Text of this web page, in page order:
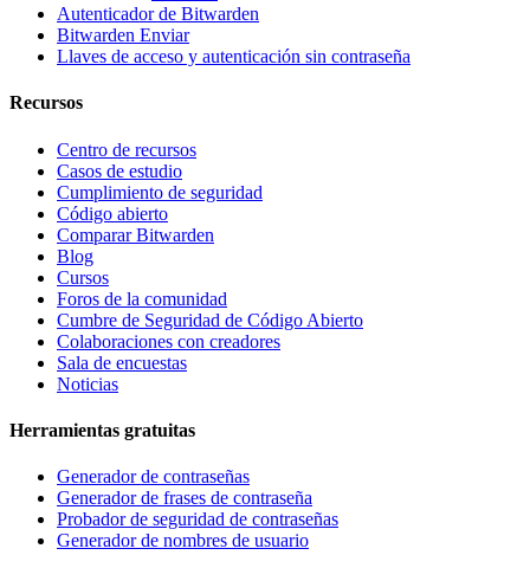
Autenticador de Bitwarden
Bitwarden Enviar
Llaves de acceso y autenticación sin contraseña
Recursos
Centro de recursos
Casos de estudio
Cumplimiento de seguridad
Código abierto
Comparar Bitwarden
Blog
Cursos
Foros de la comunidad
Cumbre de Seguridad de Código Abierto
Colaboraciones con creadores
Sala de encuestas
Noticias
Herramientas gratuitas
Generador de contraseñas
Generador de frases de contraseña
Probador de seguridad de contraseñas
Generador de nombres de usuario